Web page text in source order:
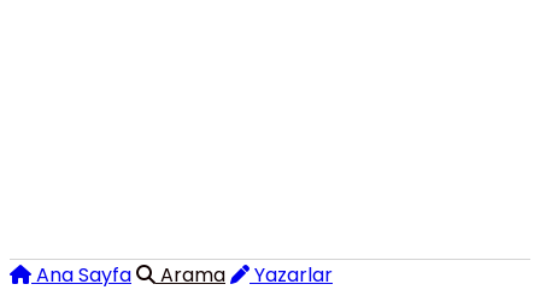
Ana Sayfa Arama
Yazarlar